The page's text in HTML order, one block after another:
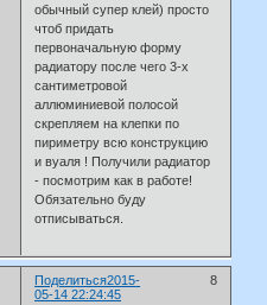
обычный супер клей) просто
чтоб придать
первоначальную форму
радиатору после чего 3-х
сантиметровой
аллюминиевой полосой
скрепляем на клепки по
пириметру всю конструкцию
и вуаля ! Получили радиатор
- посмотрим как в работе!
Обязательно буду
отписываться.
Поделиться 8
2015-
05-14 22:24:45